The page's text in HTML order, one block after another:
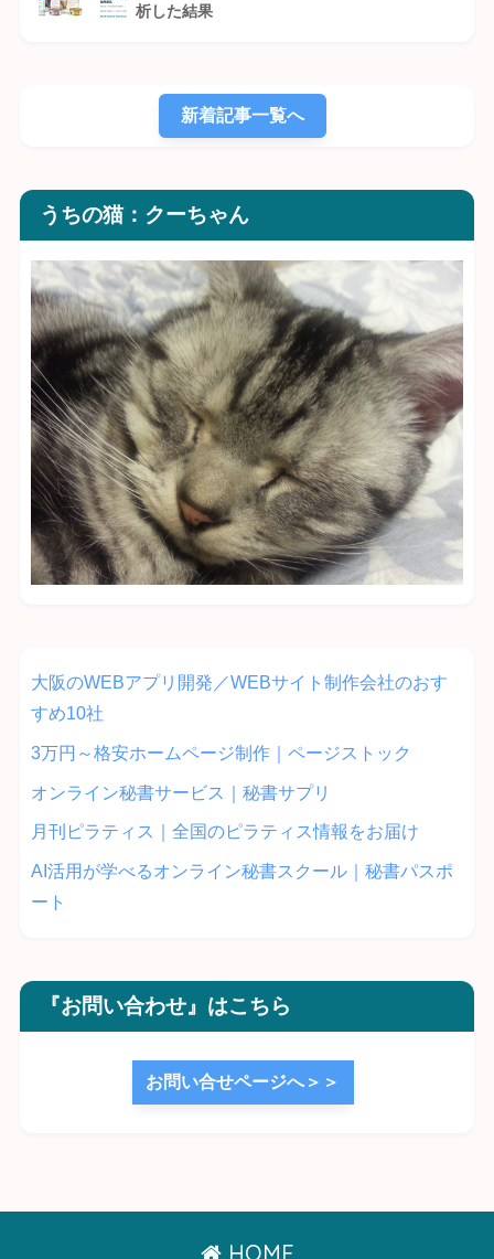
析した結果
新着記事一覧へ
うちの猫：クーちゃん
大阪のWEBアプリ開発／WEBサイト制作会社のおす
すめ10社
3万円～格安ホームページ制作｜ページストック
オンライン秘書サービス｜秘書サプリ
月刊ピラティス｜全国のピラティス情報をお届け
AI活用が学べるオンライン秘書スクール｜秘書パスポ
ート
『お問い合わせ』はこちら
お問い合せページへ＞＞
HOME